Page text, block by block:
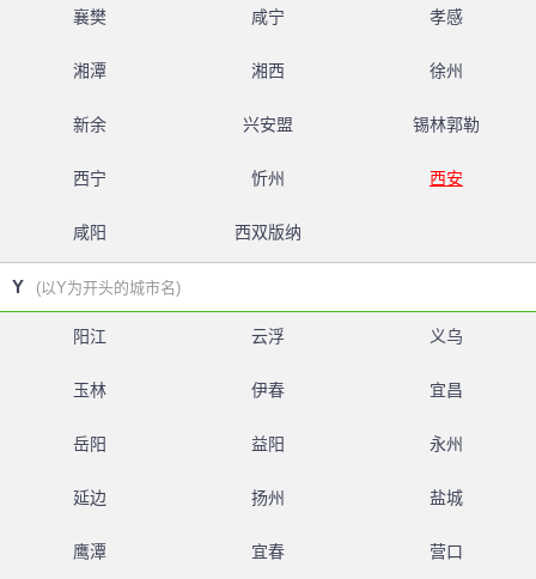
襄樊 咸宁 孝感
湘潭 湘西 徐州
新余 兴安盟 锡林郭勒
西宁 忻州 西安
咸阳 西双版纳
Y (以Y为开头的城市名)
阳江 云浮 义乌
玉林 伊春 宜昌
岳阳 益阳 永州
延边 扬州 盐城
鹰潭 宜春 营口